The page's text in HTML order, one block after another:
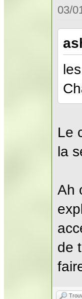
03/
Le
la
Ah
de